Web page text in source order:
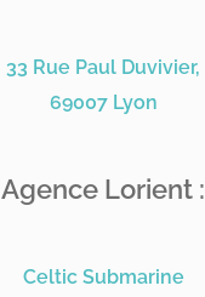
33 Rue Paul Duvivier,
69007 Lyon
Agence Lorient :
Celtic Submarine